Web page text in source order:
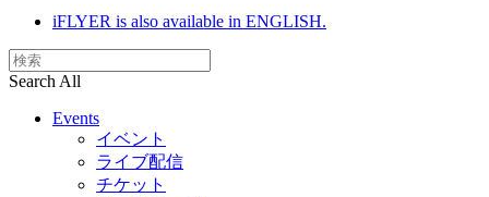
iFLYER is also available in ENGLISH.
Search All
Events
イベント
ライブ配信
チケット